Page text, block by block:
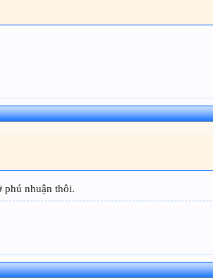
phú nhuận thôi.